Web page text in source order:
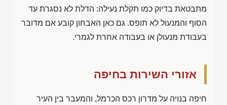
מתבטאת בדיוק כמו תקלת נעילה: הדלת לא נסגרת עד
הסוף והמנעול לא תופס. גם כאן האבחון קובע אם מדובר
בעבודת מנעולן או בעבודה אחרת לגמרי.
אזורי השירות בחיפה
חיפה בנויה על מדרון רכס הכרמל, והמעבר בין העיר